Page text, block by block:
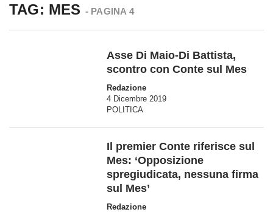
TAG: MES - PAGINA 4
Asse Di Maio-Di Battista,
scontro con Conte sul Mes
Redazione
4 Dicembre 2019
POLITICA
Il premier Conte riferisce sul
Mes: ‘Opposizione
spregiudicata, nessuna firma
sul Mes’
Redazione